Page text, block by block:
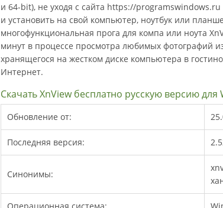
и 64-bit), не уходя с сайта https://
и установить на свой компьютер, ноутбук или
многофункциональная прога для компа или ноута
минут в процессе просмотра любимых фотографий
хранящегося на жестком диске компьютера в
Интернет.
Скачать XnView бесплатно русскую версию для
Обновление от:
Последняя версия:
Синонимы: